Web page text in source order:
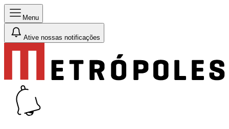
Menu
Ative nossas notificações